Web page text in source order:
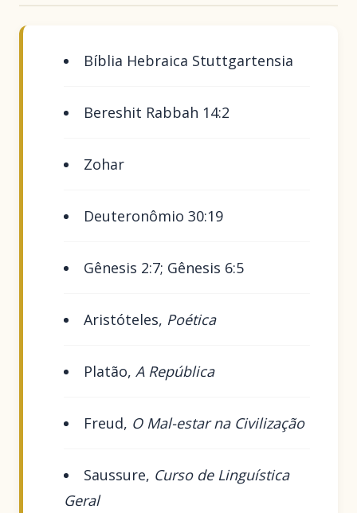
Bíblia Hebraica Stuttgartensia
Bereshit Rabbah 14:2
Zohar
Deuteronômio 30:19
Gênesis 2:7; Gênesis 6:5
Aristóteles, Poética
Platão,A República
Freud, O Mal-estar na Civilização
Saussure, Curso de Linguística
Geral